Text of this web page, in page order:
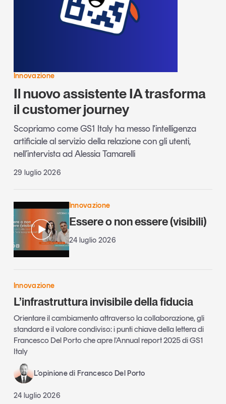
Innovazione
Il nuovo assistente IA trasforma
il customer journey
Scopriamo come GS1 Italy ha messo l'intelligenza
artificiale al servizio della relazione con gli utenti,
nell’intervista ad Alessia Tamarelli
29 luglio 2026
Innovazione
Essere o non essere (visibili)
24 luglio 2026
Innovazione
L’infrastruttura invisibile della fiducia
Orientare il cambiamento attraverso la collaborazione, gli
standard e il valore condiviso: i punti chiave della lettera di
Francesco Del Porto che apre l'Annual report 2025 di GS1
Italy
L’opinione di Francesco Del Porto
24 luglio 2026